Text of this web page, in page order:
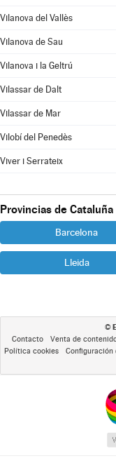
Vilanova del Vallès
Vilanova de Sau
Vilanova i la Geltrú
Vilassar de Dalt
Vilassar de Mar
Vilobí del Penedès
Viver i Serrateix
Provincias de Cataluña
Barcelona
Lleida
©
Contacto Venta de
Política cookies
Configuración